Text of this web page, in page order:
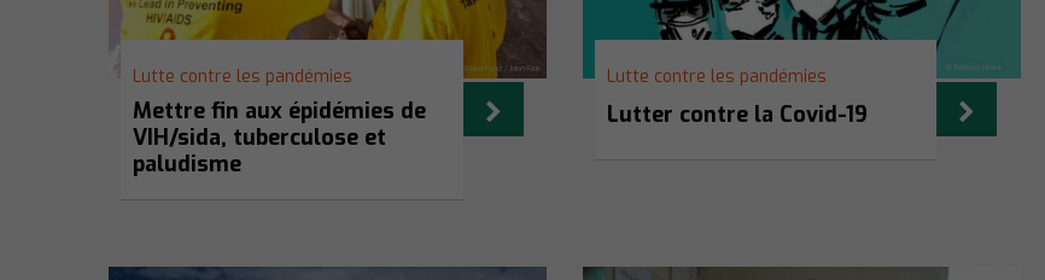
Lutte contre les pandémies
Mettre fin aux épidémies de
VIH/sida, tuberculose et
paludisme
Lutte contre les pandémies
Lutter contre la Covid-19